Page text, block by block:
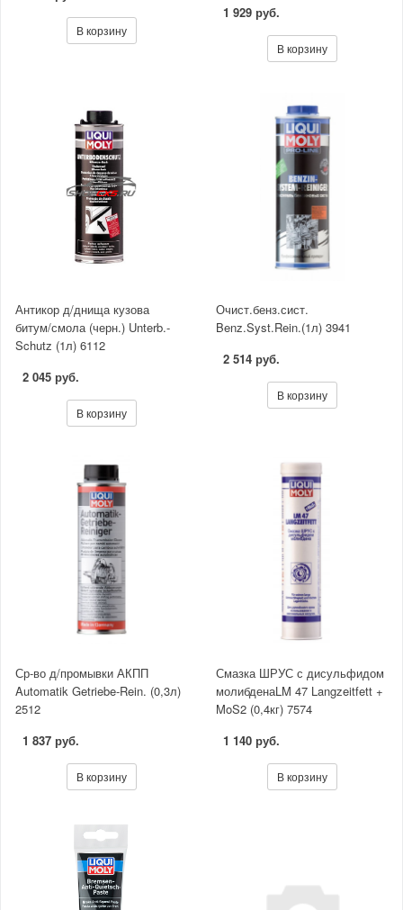
В корзину
1 929 руб.
В корзину
Антикор д/днища кузова
битум/смола (черн.) Unterb.-
Schutz (1л) 6112
2 045 руб.
В корзину
Очист.бенз.сист.
Benz.Syst.Rein.(1л) 3941
2 514 руб.
В корзину
Ср-во д/промывки АКПП
Automatik Getriebe-Rein. (0,3л)
2512
1 837 руб.
В корзину
Смазка ШРУС с дисульфидом
молибденаLM 47 Langzeitfett +
MoS2 (0,4кг) 7574
1 140 руб.
В корзину